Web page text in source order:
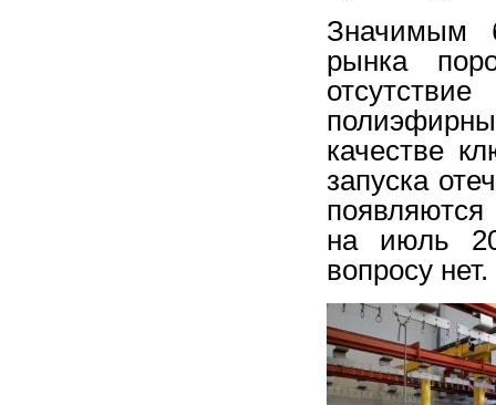
Значимым
рынка
качестве
запуска
на июль
вопросу нет.